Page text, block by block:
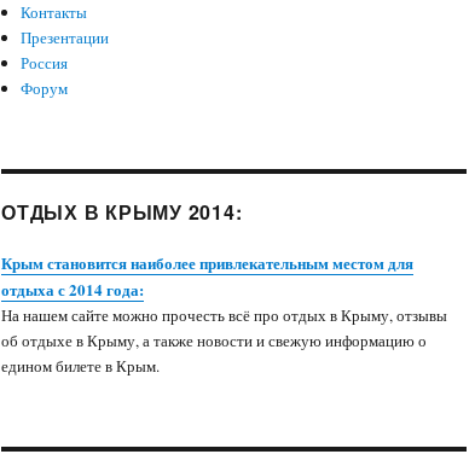
Контакты
Презентации
Россия
Форум
ОТДЫХ В КРЫМУ 2014:
Крым становится наиболее привлекательным местом для
отдыха с 2014 года:
На нашем сайте можно прочесть всё про отдых в Крыму, отзывы
об отдыхе в Крыму, а также новости и свежую информацию о
едином билете в Крым.